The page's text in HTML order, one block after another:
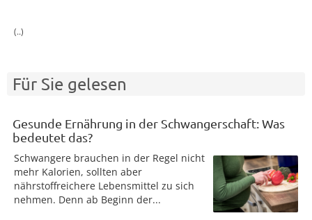
(..)
Für Sie gelesen
Gesunde Ernährung in der Schwangerschaft: Was
bedeutet das?
Schwangere brauchen in der Regel nicht
mehr Kalorien, sollten aber
nährstoffreichere Lebensmittel zu sich
nehmen. Denn ab Beginn der...